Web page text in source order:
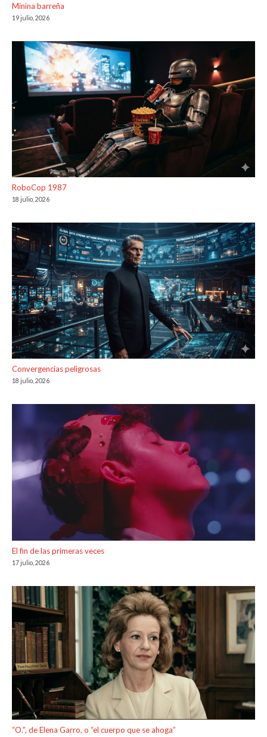
Minina barreña
19 julio, 2026
RoboCop 1987
18 julio, 2026
Convergencias peligrosas
18 julio, 2026
El fin de las primeras veces
17 julio, 2026
“O.”, de Elena Garro, o “el cuerpo que se ahoga”